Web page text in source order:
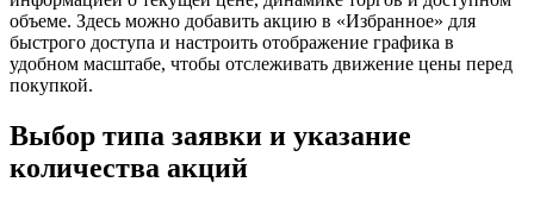
объеме. Здесь можно добавить акцию в «Избранное» для
быстрого доступа и настроить отображение графика в
удобном масштабе, чтобы отслеживать движение цены перед
покупкой.
Выбор типа заявки и указание
количества акций